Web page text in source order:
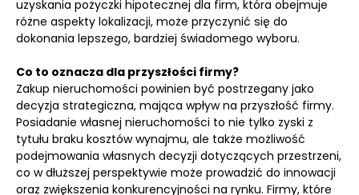
uzyskania pożyczki hipotecznej dla firm, która obejmuje
różne aspekty lokalizacji, może przyczynić się do
dokonania lepszego, bardziej świadomego wyboru.
Co to oznacza dla przyszłości firmy?
Zakup nieruchomości powinien być postrzegany jako
decyzja strategiczna, mająca wpływ na przyszłość firmy.
Posiadanie własnej nieruchomości to nie tylko zyski z
tytułu braku kosztów wynajmu, ale także możliwość
podejmowania własnych decyzji dotyczących przestrzeni,
co w dłuższej perspektywie może prowadzić do innowacji
oraz zwiększenia konkurencyjności na rynku. Firmy, które